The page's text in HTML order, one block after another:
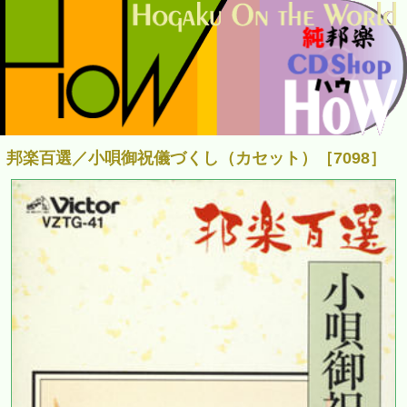
邦楽百選／小唄御祝儀づくし（カセット）［7098］